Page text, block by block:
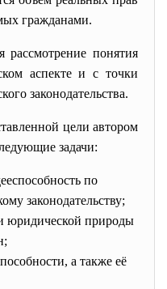
гражданами.
рассмотрение понятия
аспекте и с точки
законодательства.
цели автором
задачи:
по
законодательству;
юридической природы
а также её